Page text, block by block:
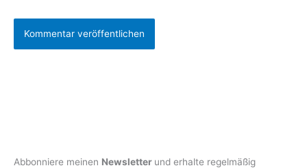
Abbonniere meinen Newsletter und erhalte regelmäßig